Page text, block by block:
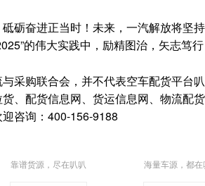
奋进正当时！未来，一汽解放将坚持
的伟大实践中，励精图治，矢志笃
购联合会，并不代表空车配货平台
、配货信息网、货运信息网、物流配
咨询：400-156-9188
靠谱货源，尽在叭叭 海量车源，都在